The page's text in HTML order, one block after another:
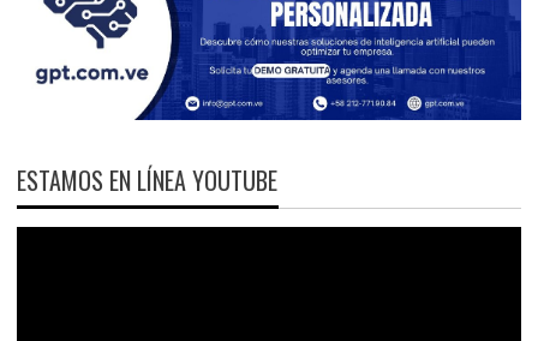
ESTAMOS EN LÍNEA YOUTUBE